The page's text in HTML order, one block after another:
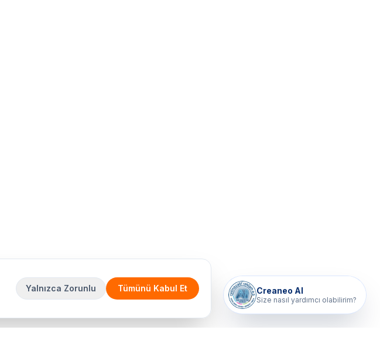
Creaneo AI
Size nasıl yardımcı olabilirim?
Yalnızca Zorunlu Tümünü Kabul Et